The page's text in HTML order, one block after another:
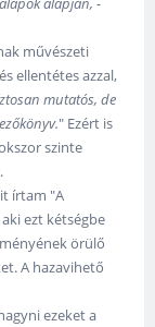
művészeti
ellentétes azzal,
mutatós, de
" Ezért is
szinte
írtam "A
ezt kétségbe
örülő
A hazavihető
ezeket a